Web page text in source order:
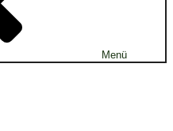
Menü